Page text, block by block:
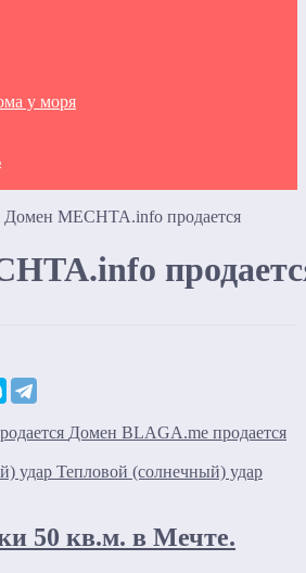
у моря
Домен MECHTA.info продается
Домен BLAGA.me продается
Тепловой (солнечный) удар
50 кв.м. в Мечте.